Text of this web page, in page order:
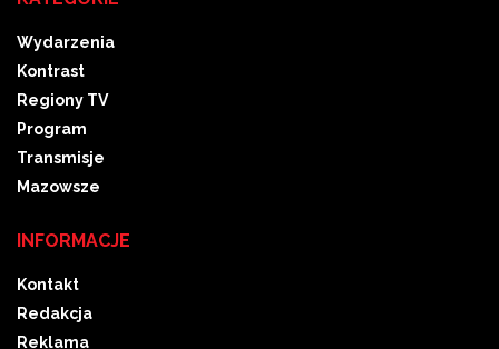
Wydarzenia
Kontrast
Regiony TV
Program
Transmisje
Mazowsze
INFORMACJE
Kontakt
Redakcja
Reklama